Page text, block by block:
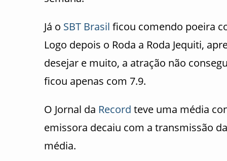
Já o SBT Brasil ficou comendo poeira
Logo depois o Roda a Roda Jequiti,
desejar e muito, a atração não
ficou apenas com 7.9.
O Jornal da Record teve uma média
emissora decaiu com a transmissão
média.